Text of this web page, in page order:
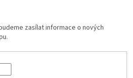
zasílat informace o nových